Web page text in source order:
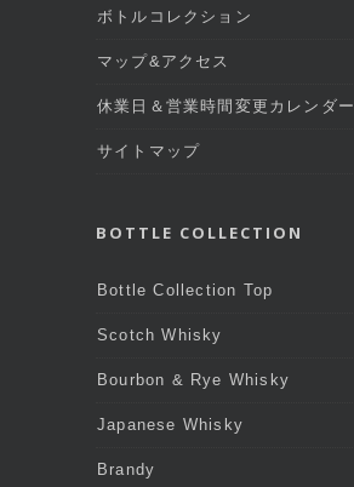
ボトルコレクション
マップ&アクセス
休業日＆営業時間変更カレンダー
サイトマップ
BOTTLE COLLECTION
Bottle Collection Top
Scotch Whisky
Bourbon & Rye Whisky
Japanese Whisky
Brandy